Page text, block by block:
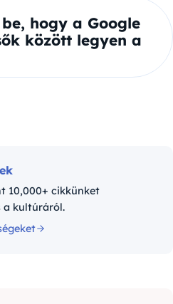
hogy a Google
között legyen a
10,000+ cikkünket
a kultúráról.